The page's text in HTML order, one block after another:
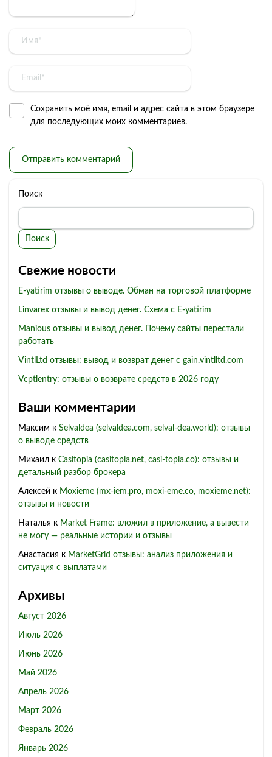
Сохранить моё имя, email и адрес сайта в этом браузере
для последующих моих комментариев.
Поиск
Поиск
Свежие новости
E-yatirim отзывы о выводе. Обман на торговой платформе
Linvarex отзывы и вывод денег. Схема с E-yatirim
Manious отзывы и вывод денег. Почему сайты перестали
работать
VintlLtd отзывы: вывод и возврат денег с gain.vintlltd.com
Vcptlentry: отзывы о возврате средств в 2026 году
Ваши комментарии
Максим к Selvaldea (selvaldea.com, selval-dea.world): отзывы
о выводе средств
Михаил к Casitopia (casitopia.net, casi-topia.co): отзывы и
детальный разбор брокера
Алексей к Moxieme (mx-iem.pro, moxi-eme.co, moxieme.net):
отзывы и новости
Наталья к Market Frame: вложил в приложение, а вывести
не могу — реальные истории и отзывы
Анастасия к MarketGrid отзывы: анализ приложения и
ситуация с выплатами
Архивы
Август 2026
Июль 2026
Июнь 2026
Май 2026
Апрель 2026
Март 2026
Февраль 2026
Январь 2026